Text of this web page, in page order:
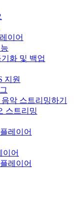
이어
화 및 백업
지원
악 스트리밍하기
스트리밍
레이어
이어
레이어